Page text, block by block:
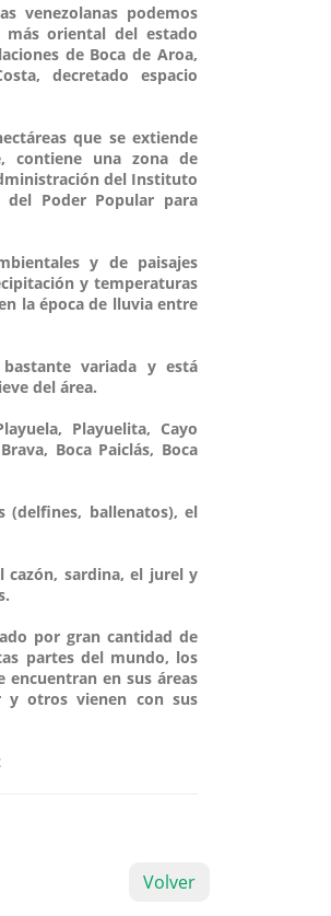
venezolanas podemos
oriental del estado
de Boca de Aroa,
decretado espacio
que se extiende
contiene una zona de
del Instituto
Poder Popular para
y de paisajes
y temperaturas
la época de lluvia entre
variada y está
del área.
Playuelita, Cayo
Boca Paiclás, Boca
(delfines, ballenatos), el
cazón, sardina, el jurel y
por gran cantidad de
partes del mundo, los
encuentran en sus áreas
y otros vienen con sus
Volver